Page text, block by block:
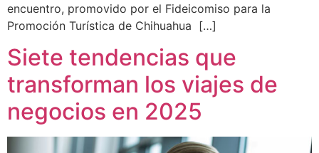
encuentro, promovido por el Fideicomiso para la
Promoción Turística de Chihuahua […]
Siete tendencias que
transforman los viajes de
negocios en 2025